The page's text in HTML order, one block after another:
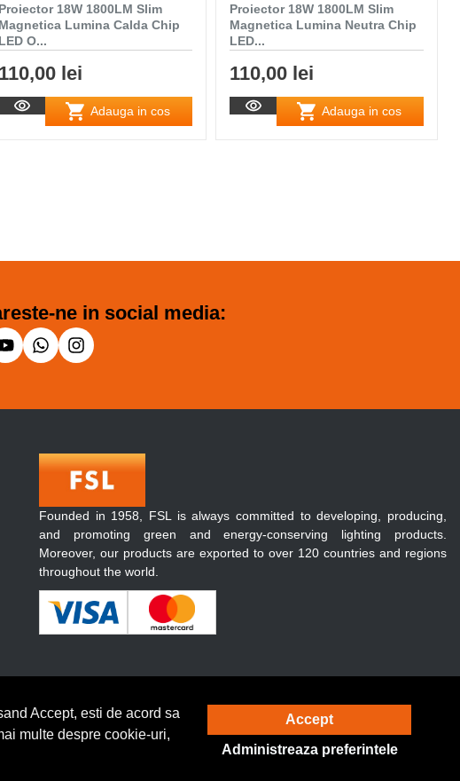
Proiector 18W 1800LM Slim
Magnetica Lumina Calda Chip
LED O...
110,00 lei
Adauga in cos
Proiector 18W 1800LM Slim
Magnetica Lumina Neutra Chip
LED...
110,00 lei
Adauga in cos
ne in social media:
Founded in 1958, FSL is always committed to developing, producing,
and promoting green and energy-conserving lighting products.
Moreover, our products are exported to over 120 countries and regions
throughout the world.
Solutie eCommerce
Accept, esti de acord sa
multe despre cookie-uri,
Accept
Administreaza preferintele